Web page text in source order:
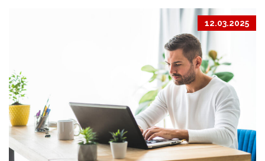
12.03.2025